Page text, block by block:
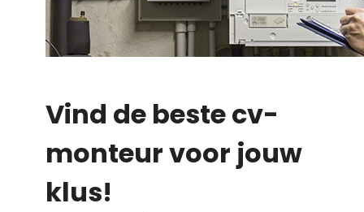
Vind de beste cv-
monteur voor jouw
klus!